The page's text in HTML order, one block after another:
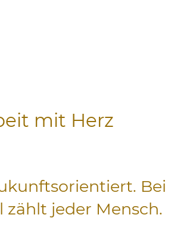
mit Herz
Bei
zählt jeder Mensch.